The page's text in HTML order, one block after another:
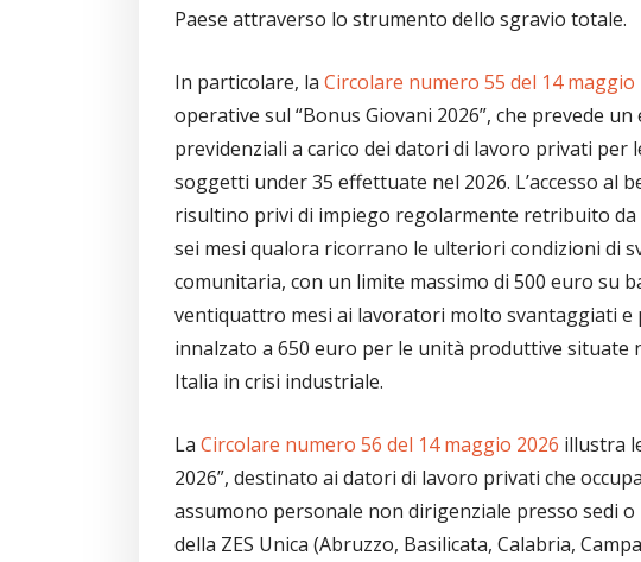
Paese attraverso lo strumento dello sgravio totale.
In particolare, la Circolare numero 55 del 14 maggio
operative sul “Bonus Giovani 2026”, che prevede
previdenziali a carico dei datori di lavoro privati
soggetti under 35 effettuate nel 2026. L’accesso al
risultino privi di impiego regolarmente retribuito
sei mesi qualora ricorrano le ulteriori condizioni di
comunitaria, con un limite massimo di 500 euro su
ventiquattro mesi ai lavoratori molto svantaggiati e
innalzato a 650 euro per le unità produttive situate
Italia in crisi industriale.
La Circolare numero 56 del 14 maggio 2026 illustra
2026”, destinato ai datori di lavoro privati che
assumono personale non dirigenziale presso sedi
della ZES Unica (Abruzzo, Basilicata, Calabria,